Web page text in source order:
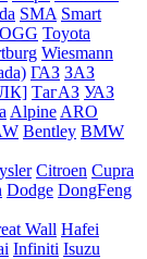
SMA Smart
Toyota
Wiesmann
ГАЗ ЗАЗ
ТагАЗ УАЗ
Alpine ARO
Bentley BMW
Citroen Cupra
Dodge DongFeng
Wall Hafei
Infiniti Isuzu